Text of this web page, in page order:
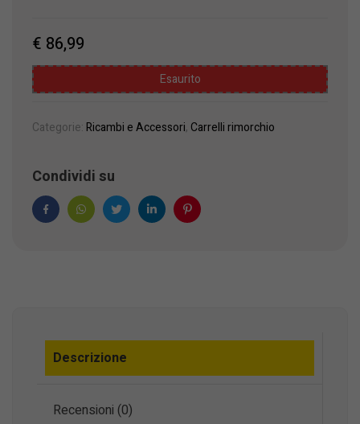
€ 86,99
Esaurito
Categorie: Ricambi e Accessori, Carrelli rimorchio
Condividi su
FacebookWhatsAppTwitterLinkedinPinterest
Descrizione
Recensioni (0)